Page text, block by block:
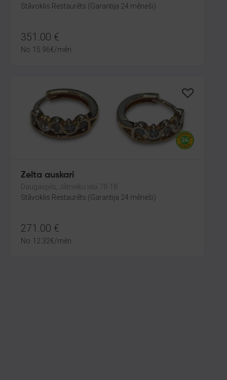
Stāvoklis Restaurēts (Garantija 24 mēneši)
351.00 €
No 15.96€/mēn.
Zelta auskari
Daugavpils, Jātnieku iela 78-1B
Stāvoklis Restaurēts (Garantija 24 mēneši)
271.00 €
No 12.32€/mēn.